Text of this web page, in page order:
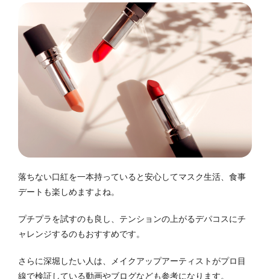
落ちない口紅を一本持っていると安心してマスク生活、食事
デートも楽しめますよね。
プチプラを試すのも良し、テンションの上がるデパコスにチ
ャレンジするのもおすすめです。
さらに深堀したい人は、メイクアップアーティストがプロ目
線で検証している動画やブログなども参考になります。